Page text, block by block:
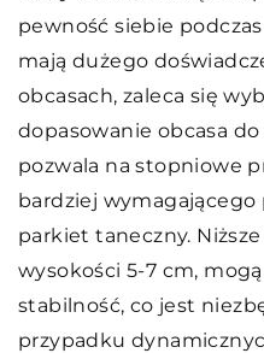
pewność siebie
mają dużego
obcasach, zaleca się
dopasowanie obcasa
pozwala na stopniowe
bardziej wymagającego
parkiet taneczny. Niższe
wysokości 5-7 cm,
stabilność, co jest
przypadku